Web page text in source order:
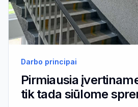
Darbo principai
Pirmiausia
tik tada siūlome